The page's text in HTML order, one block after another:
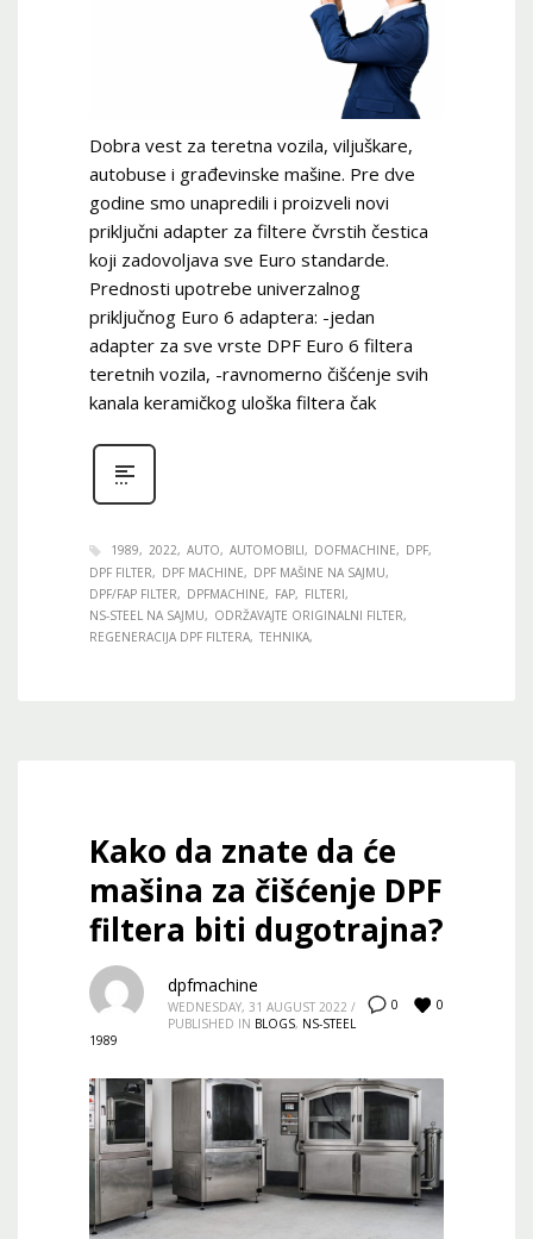
Dobra vest za teretna vozila, viljuškare,
autobuse i građevinske mašine. Pre dve
godine smo unapredili i proizveli novi
priključni adapter za filtere čvrstih čestica
koji zadovoljava sve Euro standarde.
Prednosti upotrebe univerzalnog
priključnog Euro 6 adaptera: -jedan
adapter za sve vrste DPF Euro 6 filtera
teretnih vozila, -ravnomerno čišćenje svih
kanala keramičkog uloška filtera čak
1989 2022 AUTO AUTOMOBILI DOFMACHINE
DPF
DPF FILTER
DPF MACHINE
DPF MAŠINE NA SAJMU
DPF/FAP FILTER
DPFMACHINE FAP
FILTERI
NS-STEEL NA SAJMU
ODRŽAVAJTE ORIGINALNI FILTER
REGENERACIJA DPF FILTERA TEHNIKA
Kako da znate da će
mašina za čišćenje DPF
filtera biti dugotrajna?
0 0
dpfmachine
WEDNESDAY, 31 AUGUST 2022 /
PUBLISHED IN BLOGS, NS-STEEL
1989